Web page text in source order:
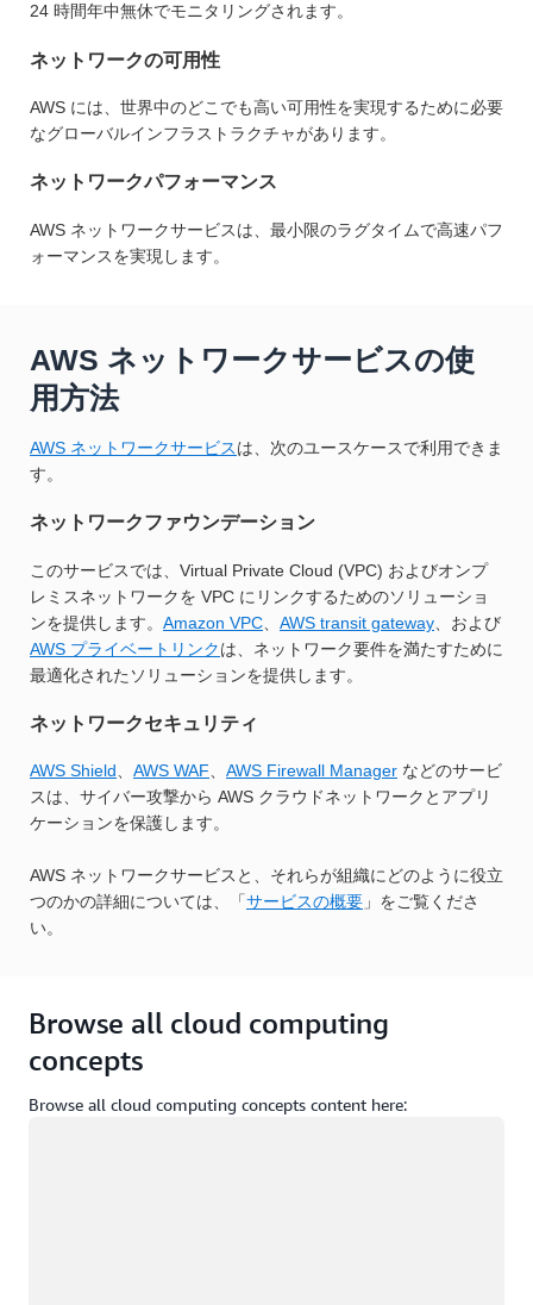
24 時間年中無休でモニタリングされます。
ネットワークの可用性
AWS には、世界中のどこでも高い可用性を実現するために必要
なグローバルインフラストラクチャがあります。
ネットワークパフォーマンス
AWS ネットワークサービスは、最小限のラグタイムで高速パフ
ォーマンスを実現します。
AWS ネットワークサービスの使
用方法
AWS ネットワークサービスは、次のユースケースで利用できま
す。
ネットワークファウンデーション
このサービスでは、Virtual Private Cloud (VPC) およびオンプ
レミスネットワークを VPC にリンクするためのソリューショ
ンを提供します。 Amazon VPC AWS transit gateway 、および
AWS プライベートリンクは、ネットワーク要件を満たすために
最適化されたソリューションを提供します。
ネットワークセキュリティ
AWS Shield、 AWS WAF、 AWS Firewall Manager などのサービ
スは、サイバー攻撃から AWS クラウドネットワークとアプリ
ケーションを保護します。
AWS ネットワークサービスと、それらが組織にどのように役立
つのかの詳細については、「サービスの概要 」をご覧くださ
い。
Browse all cloud computing
concepts
Browse all cloud computing concepts content here: